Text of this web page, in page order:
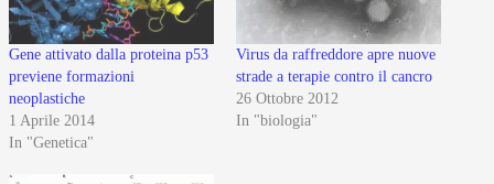
Gene attivato dalla proteina p53
previene formazioni
neoplastiche
1 Aprile 2014
In "Genetica"
Virus da raffreddore apre nuove
strade a terapie contro il cancro
26 Ottobre 2012
In "biologia"